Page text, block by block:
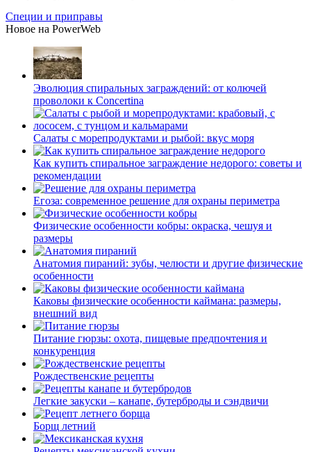
Специи и приправы
Новое на PowerWeb
Эволюция спиральных заграждений: от колючей
проволоки к Concertina
Салаты с морепродуктами и рыбой: вкус моря
Как купить спиральное заграждение недорого: советы и
рекомендации
Егоза: современное решение для охраны периметра
Физические особенности кобры: окраска, чешуя и
размеры
Анатомия пираний: зубы, челюсти и другие физические
особенности
Каковы физические особенности каймана: размеры,
внешний вид
Питание гюрзы: охота, пищевые предпочтения и
конкуренция
Рождественские рецепты
Легкие закуски – канапе, бутерброды и сэндвичи
Борщ летний